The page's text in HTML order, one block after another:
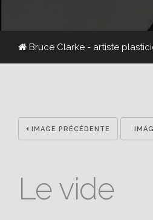
Bruce Clarke - artiste
IMAGE PRÉCÉDENTE
Le vide